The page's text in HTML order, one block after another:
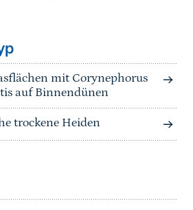
mit Corynephorus
auf Binnendünen
trockene Heiden